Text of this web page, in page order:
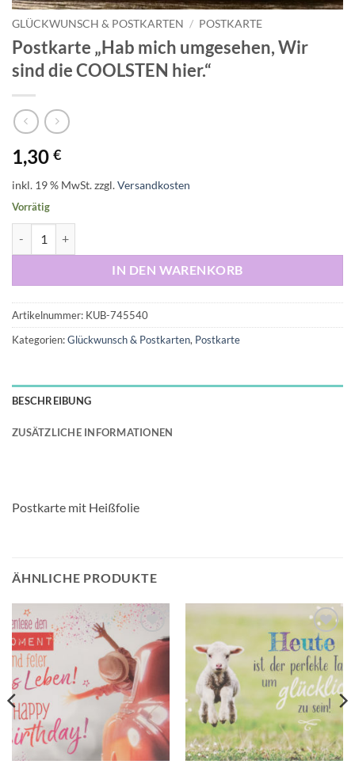
GLÜCKWUNSCH & POSTKARTEN / POSTKARTE
Postkarte „Hab mich umgesehen, Wir
sind die COOLSTEN hier.“
1,30 €
inkl. 19 % MwSt.zzgl.Versandkosten
Vorrätig
IN DEN WARENKORB
Artikelnummer: KUB-745540
Kategorien:Glückwunsch & Postkarten, Postkarte
BESCHREIBUNG
ZUSÄTZLICHE INFORMATIONEN
Postkarte mit Heißfolie
ÄHNLICHE PRODUKTE
Auf die
Wunschliste
Auf die
Wunschliste